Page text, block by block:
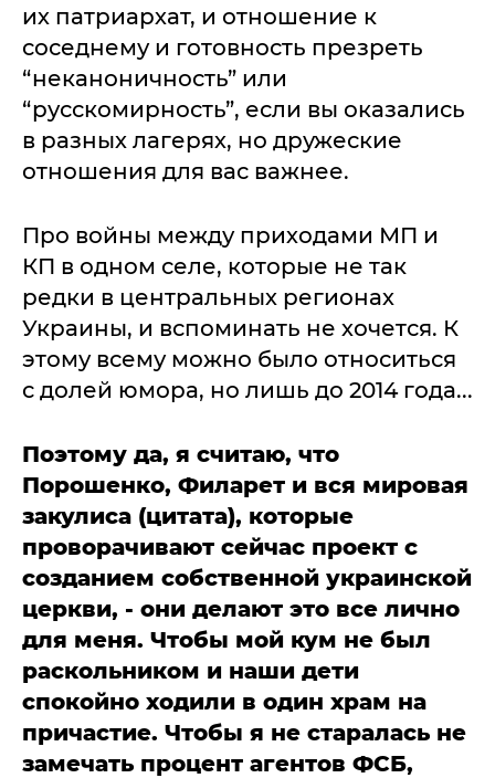
их патриархат, и отношение к
соседнему и готовность презреть
“неканоничность” или
“русскомирность”, если вы оказались
в разных лагерях, но дружеские
отношения для вас важнее.
Про войны между приходами МП и
КП в одном селе, которые не так
редки в центральных регионах
Украины, и вспоминать не хочется. К
этому всему можно было относиться
с долей юмора, но лишь до 2014 года...
Поэтому да, я считаю, что
Порошенко, Филарет и вся мировая
закулиса (цитата), которые
проворачивают сейчас проект с
созданием собственной украинской
церкви, - они делают это все лично
для меня. Чтобы мой кум не был
раскольником и наши дети
спокойно ходили в один храм на
причастие. Чтобы я не старалась не
замечать процент агентов ФСБ,